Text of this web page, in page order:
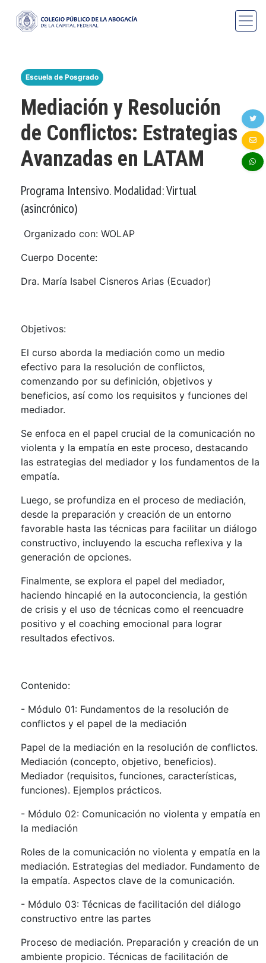
Escuela de Posgrado
Mediación y Resolución
de Conflictos: Estrategias
Avanzadas en LATAM
Programa Intensivo. Modalidad: Virtual
(asincrónico)
Organizado con: WOLAP
Cuerpo Docente:
Dra. María Isabel Cisneros Arias (Ecuador)
Objetivos:
El curso aborda la mediación como un medio
efectivo para la resolución de conflictos,
comenzando por su definición, objetivos y
beneficios, así como los requisitos y funciones del
mediador.
Se enfoca en el papel crucial de la comunicación no
violenta y la empatía en este proceso, destacando
las estrategias del mediador y los fundamentos de la
empatía.
Luego, se profundiza en el proceso de mediación,
desde la preparación y creación de un entorno
favorable hasta las técnicas para facilitar un diálogo
constructivo, incluyendo la escucha reflexiva y la
generación de opciones.
Finalmente, se explora el papel del mediador,
haciendo hincapié en la autoconciencia, la gestión
de crisis y el uso de técnicas como el reencuadre
positivo y el coaching emocional para lograr
resultados efectivos.
Contenido:
- Módulo 01: Fundamentos de la resolución de
conflictos y el papel de la mediación
Papel de la mediación en la resolución de conflictos.
Mediación (concepto, objetivo, beneficios).
Mediador (requisitos, funciones, características,
funciones). Ejemplos prácticos.
- Módulo 02: Comunicación no violenta y empatía en
la mediación
Roles de la comunicación no violenta y empatía en la
mediación. Estrategias del mediador. Fundamento de
la empatía. Aspectos clave de la comunicación.
- Módulo 03: Técnicas de facilitación del diálogo
constructivo entre las partes
Proceso de mediación. Preparación y creación de un
ambiente propicio. Técnicas de facilitación de